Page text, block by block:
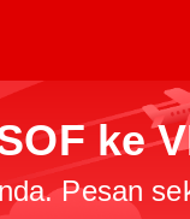
ke
Pesan